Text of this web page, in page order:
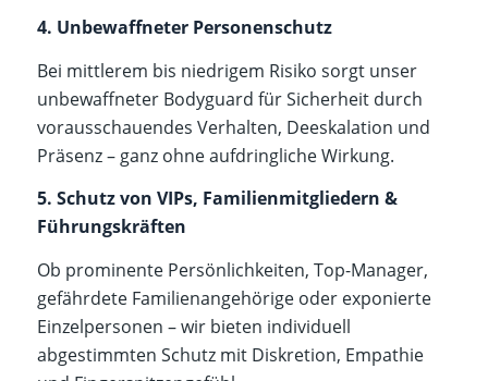
4. Unbewaffneter Personenschutz
Bei mittlerem bis niedrigem Risiko sorgt unser
unbewaffneter Bodyguard für Sicherheit durch
vorausschauendes Verhalten, Deeskalation und
Präsenz – ganz ohne aufdringliche Wirkung.
5. Schutz von VIPs, Familienmitgliedern &
Führungskräften
Ob prominente Persönlichkeiten, Top-Manager,
gefährdete Familienangehörige oder exponierte
Einzelpersonen – wir bieten individuell
abgestimmten Schutz mit Diskretion, Empathie